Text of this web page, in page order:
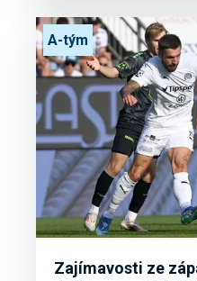
Zajímavosti ze
A-tým